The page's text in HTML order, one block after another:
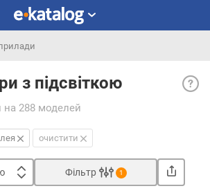
з підсвіткою
на 288 моделей
очистити
Фільтр 1